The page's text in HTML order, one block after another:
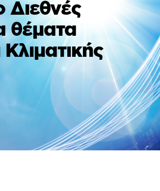
Διεθνές
θέματα